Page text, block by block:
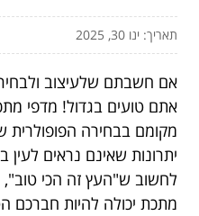
תאריך: ינו 30, 2025
אם חשבתם שלעיצוב
אתם טועים בגדול! מדפי
מקומם בבחירה הפופולרית
יתרונות שאינם נראים
לחשוב ש"העץ זה הכי טוב",
מתכת יכולה להיות חברכם